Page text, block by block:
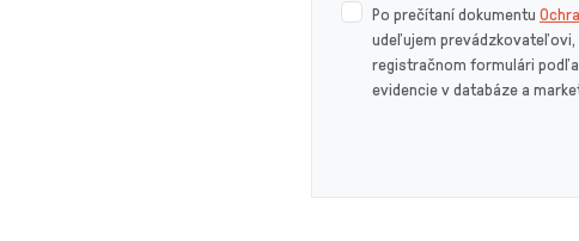
Po prečítaní dokumentu
udeľujem
registračnom formulári podľa
evidencie v databáze a